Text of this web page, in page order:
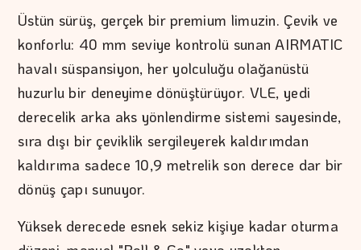
Üstün sürüş, gerçek bir premium limuzin. Çevik ve
konforlu: 40 mm seviye kontrolü sunan AIRMATIC
havalı süspansiyon, her yolculuğu olağanüstü
huzurlu bir deneyime dönüştürüyor. VLE, yedi
derecelik arka aks yönlendirme sistemi sayesinde,
sıra dışı bir çeviklik sergileyerek kaldırımdan
kaldırıma sadece 10,9 metrelik son derece dar bir
dönüş çapı sunuyor.
Yüksek derecede esnek sekiz kişiye kadar oturma